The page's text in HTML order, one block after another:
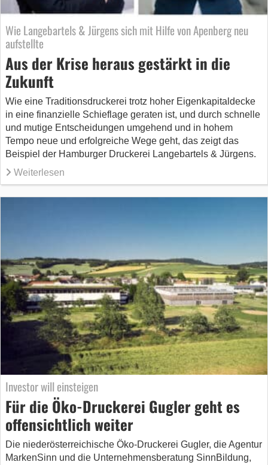
Wie Langebartels & Jürgens sich mit Hilfe von Apenberg neu
aufstellte
Aus der Krise heraus gestärkt in die
Zukunft
Wie eine Traditionsdruckerei trotz hoher Eigenkapitaldecke
in eine finanzielle Schieflage geraten ist, und durch schnelle
und mutige Entscheidungen umgehend und in hohem
Tempo neue und erfolgreiche Wege geht, das zeigt das
Beispiel der Hamburger Druckerei Langebartels & Jürgens.
Weiterlesen
Investor will einsteigen
Für die Öko-Druckerei Gugler geht es
offensichtlich weiter
Die niederösterreichische Öko-Druckerei Gugler, die Agentur
MarkenSinn und die Unternehmensberatung SinnBildung,